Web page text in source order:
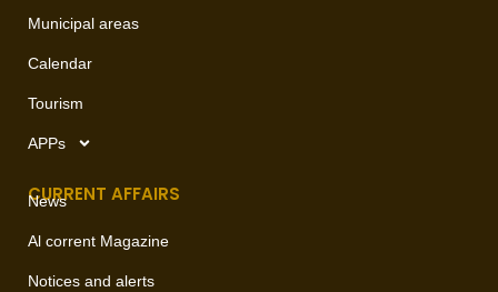
Municipal areas
Calendar
Tourism
APPs
CURRENT AFFAIRS
News
Al corrent Magazine
Notices and alerts